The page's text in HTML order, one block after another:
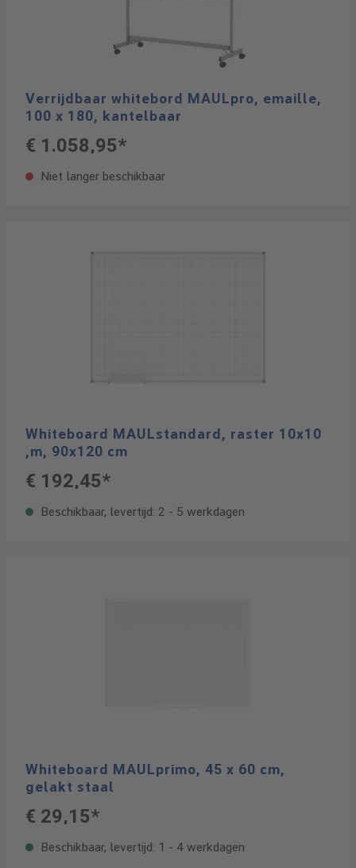
Verrijdbaar whitebord MAULpro, emaille,
100 x 180, kantelbaar
€ 1.058,95*
Niet langer beschikbaar
Whiteboard MAULstandard, raster 10x10
,m, 90x120 cm
€ 192,45*
Beschikbaar, levertijd: 2 - 5 werkdagen
Whiteboard MAULprimo, 45 x 60 cm,
gelakt staal
€ 29,15*
Beschikbaar, levertijd: 1 - 4 werkdagen